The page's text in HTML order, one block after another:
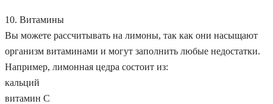
10. Витамины
Вы можете рассчитывать на лимоны, так как они насыщают
организм витаминами и могут заполнить любые недостатки.
Например, лимонная цедра состоит из:
кальций
витамин С